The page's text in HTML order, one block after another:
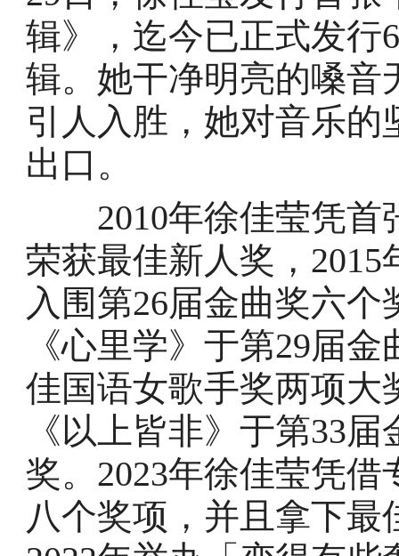
辑》，迄今已正式发行
辑。她干净明亮的嗓音
引人入胜，她对音乐
出口。
2010年徐佳莹凭首
荣获最佳新人奖，
入围第26届金曲奖六
《心里学》于第29届
佳国语女歌手奖两项大
《以上皆非》于第33
奖。2023年徐佳莹凭
八个奖项，并且拿下